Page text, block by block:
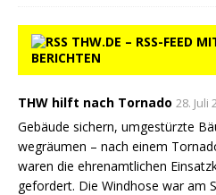
THW.DE – RSS-FEED
BERICHTEN
THW hilft nach Tornado 28. Juli
Gebäude sichern, umgestürzte
wegräumen – nach einem
waren die ehrenamtlichen
gefordert. Die Windhose war am